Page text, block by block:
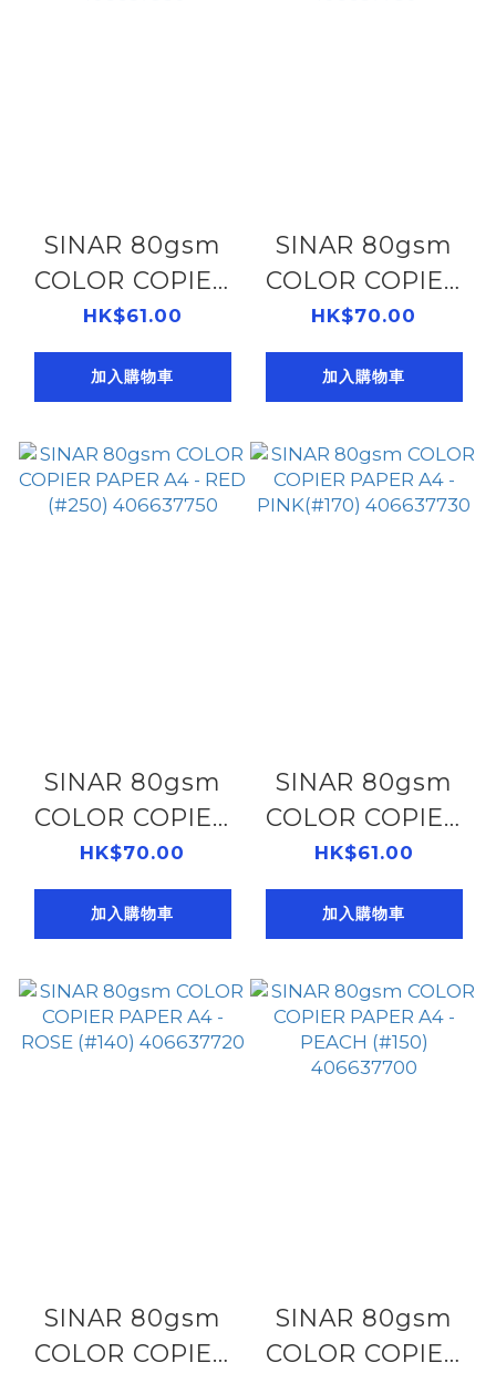
SINAR 80gsm
COLOR COPIER
PAPER A4 -
CANARY (#115)
406637930
HK$61.00
加入購物車
SINAR 80gsm
COLOR COPIER
PAPER A4 -
SAFFRON
(#240)
HK$70.00
加入購物車
SINAR 80gsm
COLOR COPIER
PAPER A4 - RED
(#250)
406637750
HK$70.00
加入購物車
SINAR 80gsm
COLOR COPIER
PAPER A4 -
PINK(#170)
406637730
HK$61.00
加入購物車
SINAR 80gsm
COLOR COPIER
SINAR 80gsm
COLOR COPIER